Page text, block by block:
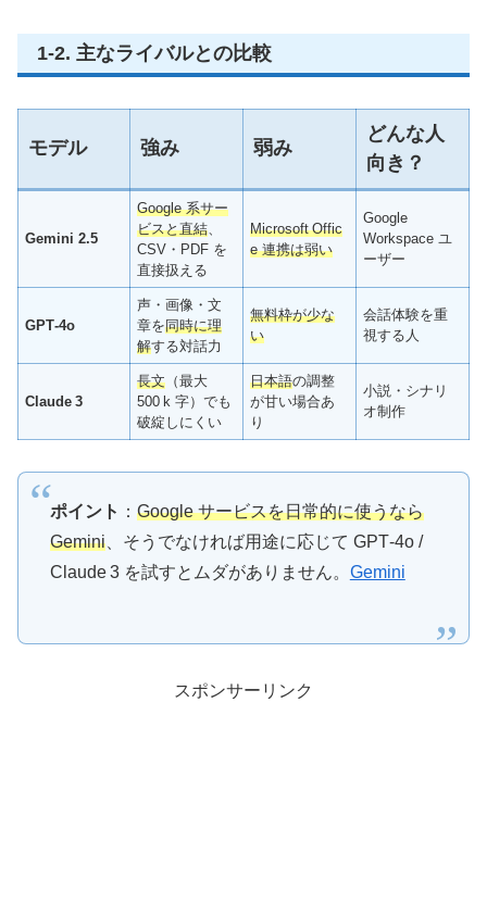
1‑2. 主なライバルとの比較
モデル 強み 弱み
どんな人
向き？
Gemini 2.5
Google 系サー
ビスと直結、
CSV・PDF を
直接扱える
Microsoft Offic
e 連携は弱い
Google
Workspace ユ
ーザー
GPT‑4o
声・画像・文
章を同時に理
解する対話力
無料枠が少な
い
会話体験を重
視する人
Claude 3
長文 （最大
500 k 字）でも
破綻しにくい
日本語の調整
が甘い場合あ
り
小説・シナリ
オ制作
ポイント ： Google サービスを日常的に使うなら
Gemini、そうでなければ用途に応じて GPT‑4o /
Claude 3 を試すとムダがありません。 Gemini
スポンサーリンク